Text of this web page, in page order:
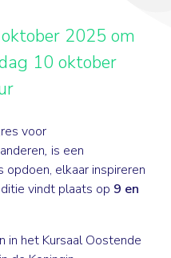
2025 om
10 oktober
voor
, is een
elkaar inspireren
vindt plaats op 9 en
in het Kursaal Oostende